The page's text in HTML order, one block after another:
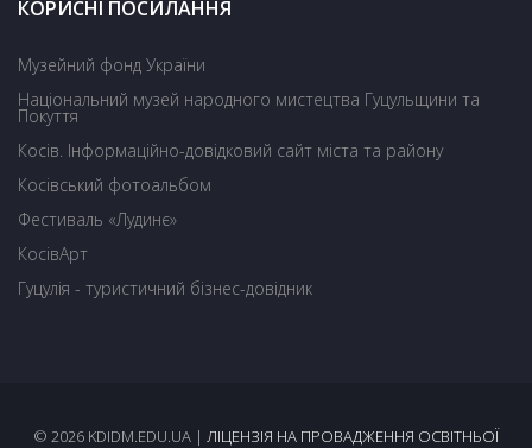
КОРИСНІ ПОСИЛАННЯ
Музейний фонд України
Національний музей народного мистецтва Гуцульщини та
Покуття
Косів. Інформаційно-довідковий сайт міста та району
Косівський фотоальбом
Фестиваль «Лудинє»
КосівАрт
Гуцулія - туристичний бізнес-довідник
© 2026 KDIDM.EDU.UA | ЛІЦЕНЗІЯ НА ПРОВАДЖЕННЯ ОСВІТНЬОЇ